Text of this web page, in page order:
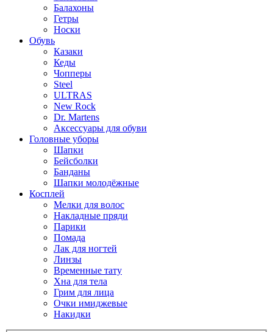
Балахоны
Гетры
Носки
Обувь
Казаки
Кеды
Чопперы
Steel
ULTRAS
New Rock
Dr. Martens
Аксессуары для обуви
Головные уборы
Шапки
Бейсболки
Банданы
Шапки молодёжные
Косплей
Мелки для волос
Накладные пряди
Парики
Помада
Лак для ногтей
Линзы
Временные тату
Хна для тела
Грим для лица
Очки имиджевые
Накидки